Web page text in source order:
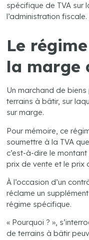
spécifique de TVA sur
l’administration
Le
la marge
Un marchand de
terrains à bâtir, sur
sur marge.
Pour mémoire, ce
soumettre à la TVA
c’est-à-dire le
prix de vente et le prix
À l’occasion d’un
réclame un
régime spécifique.
« Pourquoi ? »,
de terrains à bâtir